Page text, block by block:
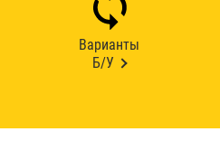
Варианты
Б/У